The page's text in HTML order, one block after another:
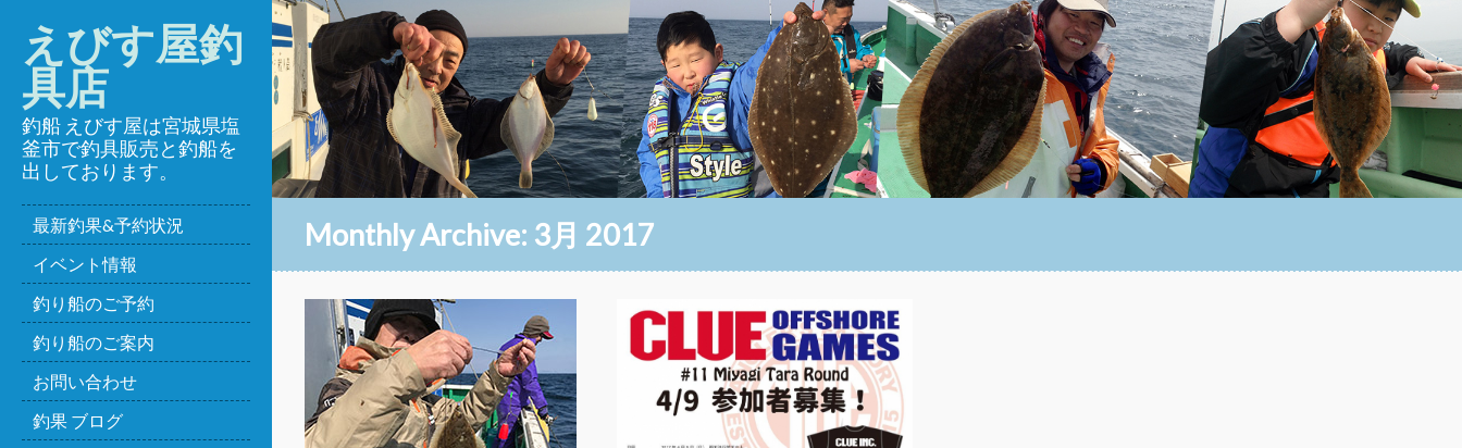
えびす屋釣
具店
釣船 えびす屋は宮城県塩
釜市で釣具販売と釣船を
出しております。
最新釣果&予約状況
イベント情報
釣り船のご予約
釣り船のご案内
お問い合わせ
釣果 ブログ
Monthly Archive: 3月 2017